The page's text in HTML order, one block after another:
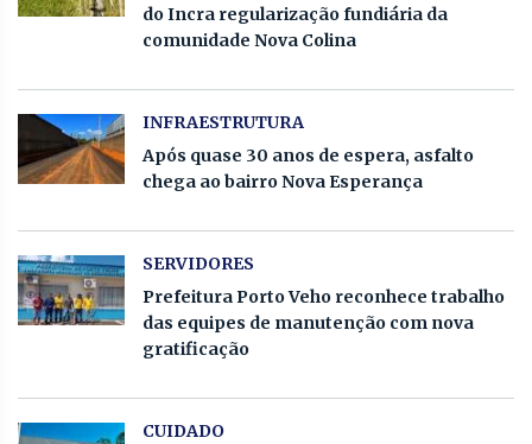
do Incra regularização fundiária da
comunidade Nova Colina
INFRAESTRUTURA
Após quase 30 anos de espera, asfalto
chega ao bairro Nova Esperança
SERVIDORES
Prefeitura Porto Veho reconhece trabalho
das equipes de manutenção com nova
gratificação
CUIDADO